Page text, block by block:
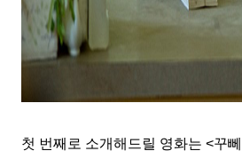
첫 번째로 소개해드릴 영화는 <꾸